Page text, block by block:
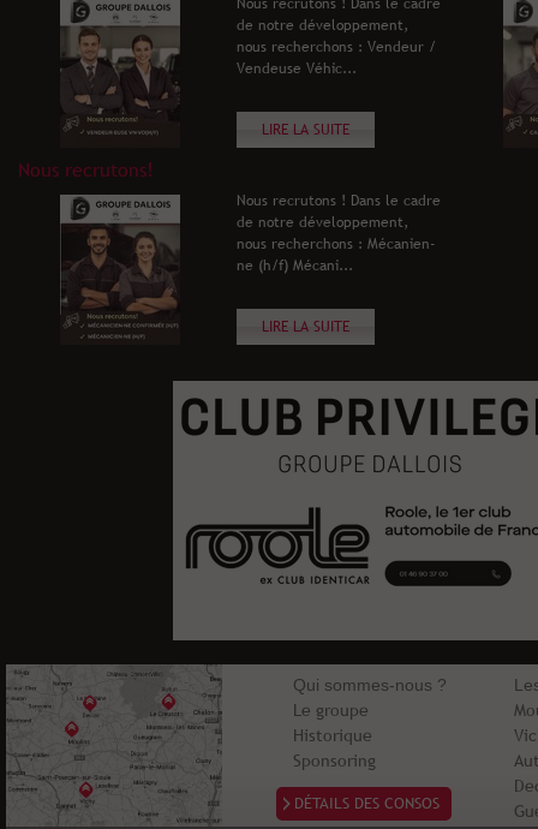
de notre développement,
nous recherchons : Vendeur /
Vendeuse Véhic...
LIRE LA SUITE
Nous recrutons!
Nous recrutons ! Dans le cadre
de notre développement,
nous recherchons : Mécanien-
ne (h/f) Mécani...
LIRE LA SUITE
Qui sommes-nous ?
Le groupe
Historique
Sponsoring
DÉTAILS DES CONSOS